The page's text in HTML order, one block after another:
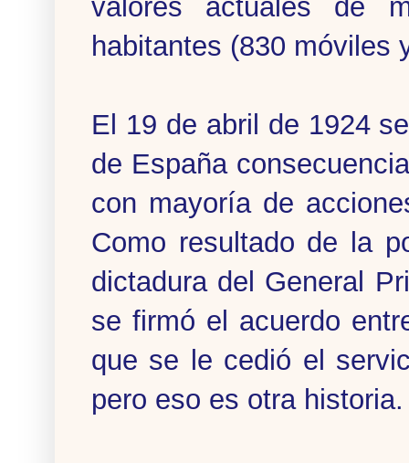
valores actuales de
habitantes (830 móviles
El 19 de abril de 1924
de España
con mayoría de
Como resultado de la
dictadura del General
se firmó el acuerdo
que se le cedió el
pero eso es otra historia.